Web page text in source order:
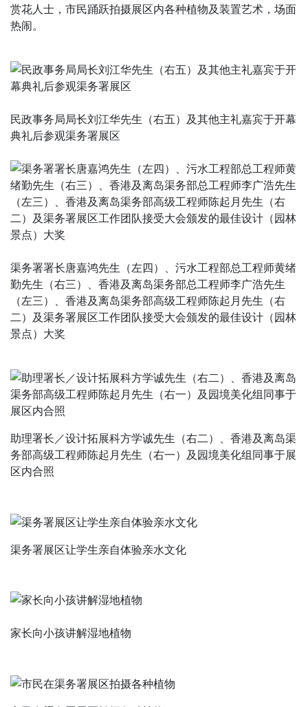
赏花人士，市民踊跃拍摄展区内各种植物及装置艺术，场面
热闹。
民政事务局局长刘江华先生（右五）及其他主礼嘉宾于开幕
典礼后参观渠务署展区
渠务署署长唐嘉鸿先生（左四）、污水工程部总工程师黄绪
勤先生（右三）、香港及离岛渠务部总工程师李广浩先生
（左三）、香港及离岛渠务部高级工程师陈起月先生（右
二）及渠务署展区工作团队接受大会颁发的最佳设计（园林
景点）大奖
助理署长／设计拓展科方学诚先生（右二）、香港及离岛渠
务部高级工程师陈起月先生（右一）及园境美化组同事于展
区内合照
渠务署展区让学生亲自体验亲水文化
家长向小孩讲解湿地植物